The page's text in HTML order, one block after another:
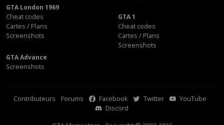
GTA London 1969
Cheat codes
Cartes / Plans
Screenshots
GTA 1
Cheat codes
Cartes / Plans
Screenshots
GTA Advance
Screenshots
Contributeurs Forums Facebook Twitter
YouTube
Discord